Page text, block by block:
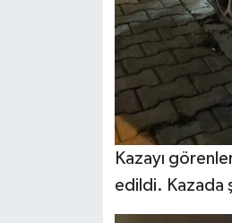
Kazayı
edildi. Kazada